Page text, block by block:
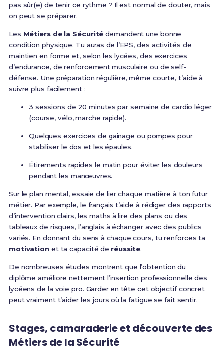
pas sûr(e) de tenir ce rythme ? Il est normal de douter, mais
on peut se préparer.
Les Métiers de la Sécurité demandent une bonne
condition physique. Tu auras de l’EPS, des activités de
maintien en forme et, selon les lycées, des exercices
d’endurance, de renforcement musculaire ou de self-
défense. Une préparation régulière, même courte, t’aide à
suivre plus facilement :
3 sessions de 20 minutes par semaine de cardio léger
(course, vélo, marche rapide).
Quelques exercices de gainage ou pompes pour
stabiliser le dos et les épaules.
Étirements rapides le matin pour éviter les douleurs
pendant les manœuvres.
Sur le plan mental, essaie de lier chaque matière à ton futur
métier. Par exemple, le français t’aide à rédiger des rapports
d’intervention clairs, les maths à lire des plans ou des
tableaux de risques, l’anglais à échanger avec des publics
variés. En donnant du sens à chaque cours, tu renforces ta
motivationet ta capacité de réussite.
De nombreuses études montrent que l’obtention du
diplôme améliore nettement l’insertion professionnelle des
lycéens de la voie pro. Garder en tête cet objectif concret
peut vraiment t’aider les jours où la fatigue se fait sentir.
Stages, camaraderie et découverte des
Métiers de la Sécurité